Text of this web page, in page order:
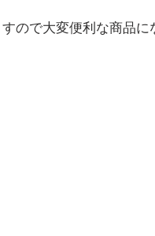
ので大変便利な商品に